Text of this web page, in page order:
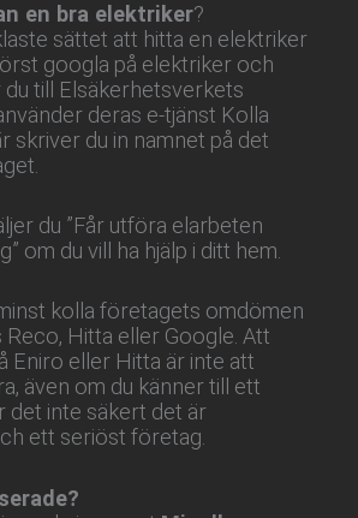
en bra elektriker?
sättet att hitta en elektriker
googla på elektriker och
du till Elsäkerhetsverkets
deras e-tjänst Kolla
skriver du in namnet på det
du ”Får utföra elarbeten
om du vill ha hjälp i ditt hem.
kolla företagets omdömen
Reco, Hitta eller Google. Att
Eniro eller Hitta är inte att
även om du känner till ett
det inte säkert det är
ett seriöst företag.